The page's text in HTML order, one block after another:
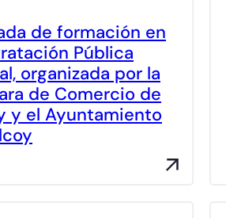
de formación en
Pública
organizada por la
de Comercio de
y el Ayuntamiento